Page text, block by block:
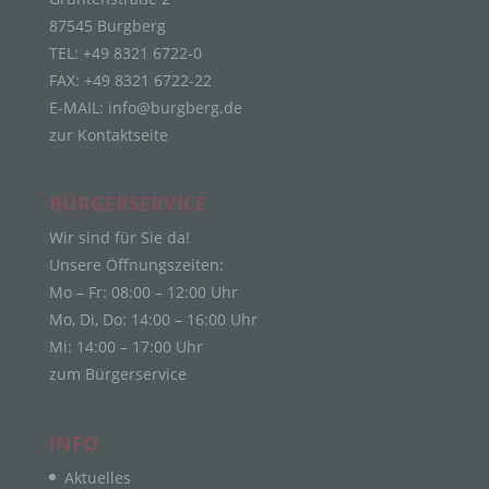
87545 Burgberg
TEL: +49 8321 6722-0
FAX: +49 8321 6722-22
E-MAIL: info@burgberg.de
zur Kontaktseite
BÜRGERSERVICE
Wir sind für Sie da!
Unsere Öffnungszeiten:
Mo – Fr: 08:00 – 12:00 Uhr
Mo, Di, Do: 14:00 – 16:00 Uhr
Mi: 14:00 – 17:00 Uhr
zum Bürgerservice
INFO
Aktuelles
die sich auf eine identifizierte oder identifizierbare
natürliche Person (im Folgenden „betroffene
Person") beziehen. Als identifizierbar wird eine
natürliche Person angesehen, die direkt oder
Kennung wie einem Namen, zu einer
Kennnummer, zu Standortdaten, zu einer Online-
physischen, physiologischen, genetischen,
sozialen Identität dieser natürlichen Person sind,
identifiziert werden kann.
b) betroffene Person
Betroffene Person ist jede identifizierte oder
identifizierbare natürliche Person, deren
personenbezogene Daten von dem für die
c) Verarbeitung
Verarbeitung ist jeder mit oder ohne Hilfe